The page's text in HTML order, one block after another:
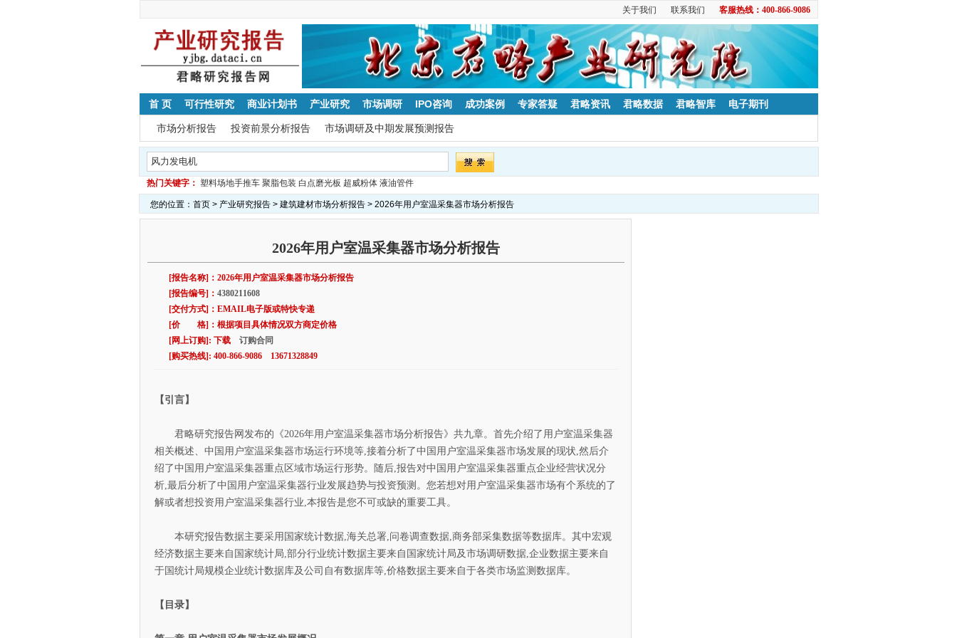
客服热线：400-866-9086
联系我们
关于我们
首 页 可行性研究 商业计划书 产业研究 市场调研 IPO咨询 成功案例 专家答疑 君略资讯 君略数据 君略智库 电子期刊
市场分析报告 投资前景分析报告 市场调研及中期发展预测报告
热门关键字： 塑料场地手推车 聚脂包装 白点磨光板 超威粉体 液油管件
您的位置： 首页> 产业研究报告> 建筑建材市场分析报告> 2026年用户室温采集器市场分析报告
2026年用户室温采集器市场分析报告
[报告名称]：2026年用户室温采集器市场分析报告
[报告编号]： 4380211608
[交付方式]：EMAIL电子版或特快专递
[价 格]：根据项目具体情况双方商定价格
[网上订购]: 下载 订购合同
[购买热线]: 400-866-9086 13671328849
【引言】
君略研究报告网发布的《2026年用户室温采集器市场分析报告》共九章。首先介绍了用户室温采集器
相关概述、中国用户室温采集器市场运行环境等,接着分析了中国用户室温采集器市场发展的现状,然后介
绍了中国用户室温采集器重点区域市场运行形势。随后,报告对中国用户室温采集器重点企业经营状况分
析,最后分析了中国用户室温采集器行业发展趋势与投资预测。您若想对用户室温采集器市场有个系统的了
解或者想投资用户室温采集器行业,本报告是您不可或缺的重要工具。
本研究报告数据主要采用国家统计数据,海关总署,问卷调查数据,商务部采集数据等数据库。其中宏观
经济数据主要来自国家统计局,部分行业统计数据主要来自国家统计局及市场调研数据,企业数据主要来自
于国统计局规模企业统计数据库及公司自有数据库等,价格数据主要来自于各类市场监测数据库。
【目录】